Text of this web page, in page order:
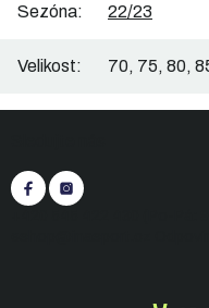
Sezóna: 22/23
Velikost: 70, 75, 80,
a